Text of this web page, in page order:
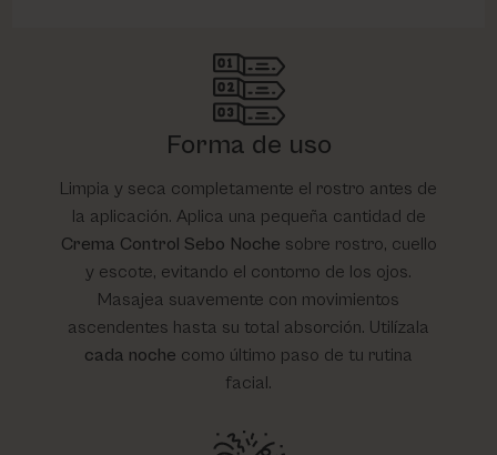
Forma de uso
Limpia y seca completamente el rostro antes de
la aplicación. Aplica una pequeña cantidad de
Crema Control Sebo Noche sobre rostro, cuello
y escote, evitando el contorno de los ojos.
Masajea suavemente con movimientos
ascendentes hasta su total absorción. Utilízala
cada noche como último paso de tu rutina
facial.